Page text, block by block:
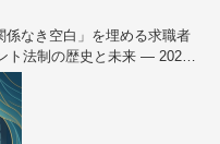
なき空白」を埋める求職者
ト法制の歴史と未来 — 2026